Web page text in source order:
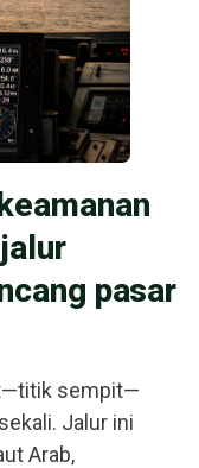
pasar
sempit—
Jalur ini
Arab,